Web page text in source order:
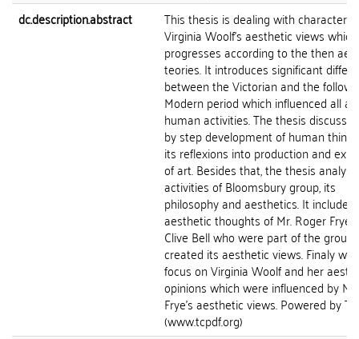
dc.description.abstract
This thesis is dealing with
Virginia Woolf's aesthetic views which
progresses according to the then
teories. It introduces significant
between the Victorian and the
Modern period which influenced all
human activities. The thesis
by step development of human
its reflexions into production and
of art. Besides that, the thesis
activities of Bloomsbury group, its
philosophy and aesthetics. It
aesthetic thoughts of Mr. Roger Frye
Clive Bell who were part of the group
created its aesthetic views. Finaly we
focus on Virginia Woolf and her
opinions which were influenced by
Frye's aesthetic views. Powered by
(www.tcpdf.org)